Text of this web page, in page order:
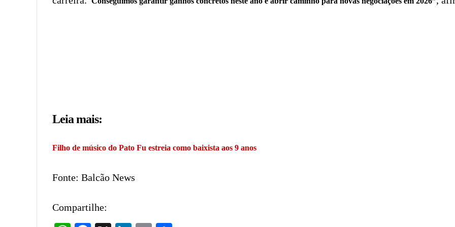
Leia mais:
Filho de músico do Pato Fu estreia como baixista aos 9 anos
Fonte: Balcão News
Compartilhe: